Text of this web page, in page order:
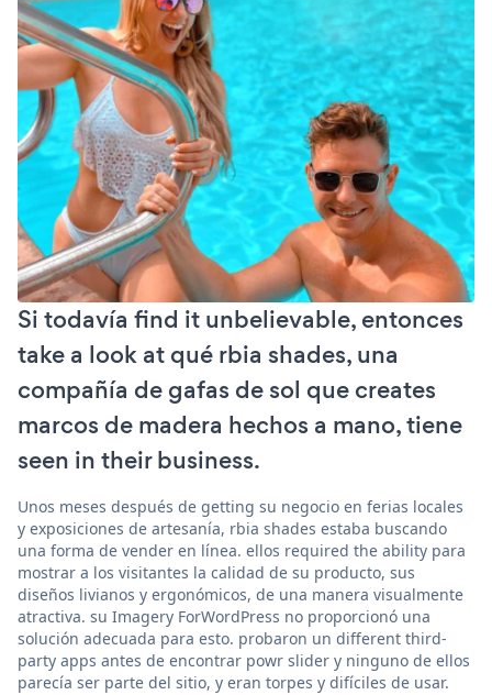
Si todavía find it unbelievable, entonces
take a look at qué rbia shades, una
compañía de gafas de sol que creates
marcos de madera hechos a mano, tiene
seen in their business.
Unos meses después de getting su negocio en ferias locales
y exposiciones de artesanía, rbia shades estaba buscando
una forma de vender en línea. ellos required the ability para
mostrar a los visitantes la calidad de su producto, sus
diseños livianos y ergonómicos, de una manera visualmente
atractiva. su Imagery ForWordPress no proporcionó una
solución adecuada para esto. probaron un different third-
party apps antes de encontrar powr slider y ninguno de ellos
parecía ser parte del sitio, y eran torpes y difíciles de usar.